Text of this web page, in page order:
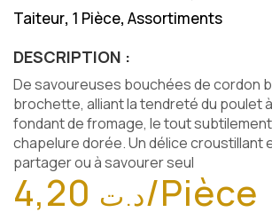
Taiteur, 1 Pièce, Assortiments
DESCRIPTION :
De savoureuses bouchées de cordon
brochette, alliant la tendreté du poulet
fondant de fromage, le tout
chapelure dorée. Un délice croustillant
partager ou à savourer seul
د.ت/Pièce